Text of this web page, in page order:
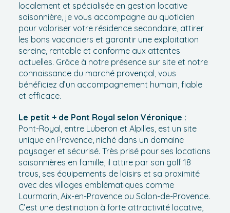
localement et spécialisée en gestion locative
saisonnière, je vous accompagne au quotidien
pour valoriser votre résidence secondaire, attirer
les bons vacanciers et garantir une exploitation
sereine, rentable et conforme aux attentes
actuelles. Grâce à notre présence sur site et notre
connaissance du marché provençal, vous
bénéficiez d’un accompagnement humain, fiable
et efficace.
Le petit + de Pont Royal selon Véronique :
Pont-Royal, entre Luberon et Alpilles, est un site
unique en Provence, niché dans un domaine
paysager et sécurisé. Très prisé pour ses locations
saisonnières en famille, il attire par son golf 18
trous, ses équipements de loisirs et sa proximité
avec des villages emblématiques comme
Lourmarin, Aix-en-Provence ou Salon-de-Provence.
C’est une destination à forte attractivité locative,